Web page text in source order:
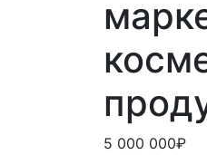
5 000 000₽